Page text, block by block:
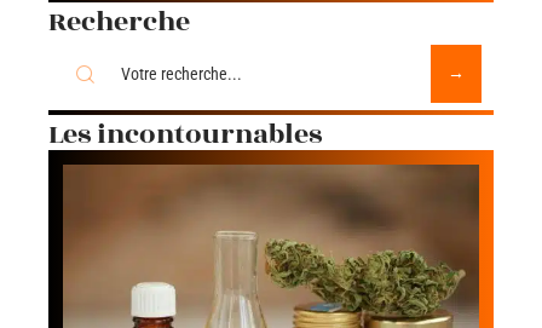
Recherche
Les incontournables